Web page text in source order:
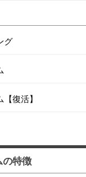
グ
復活】
の特徴